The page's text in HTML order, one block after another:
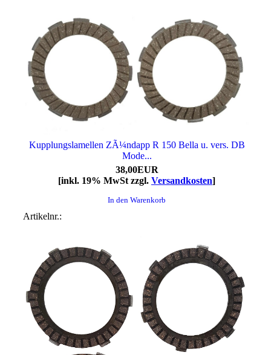
Kupplungslamellen ZÃ¼ndapp R 150 Bella u. vers. DB
Mode...
38,00EUR
[inkl. 19% MwSt zzgl. Versandkosten]
In den Warenkorb
Artikelnr.: